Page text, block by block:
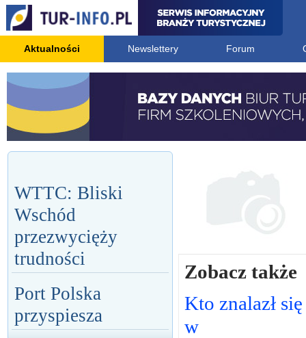
Aktualności Newslettery Forum
WTTC: Bliski
Wschód
przezwycięży
trudności
Port Polska
przyspiesza
Zobacz także
Kto znalazł się
w